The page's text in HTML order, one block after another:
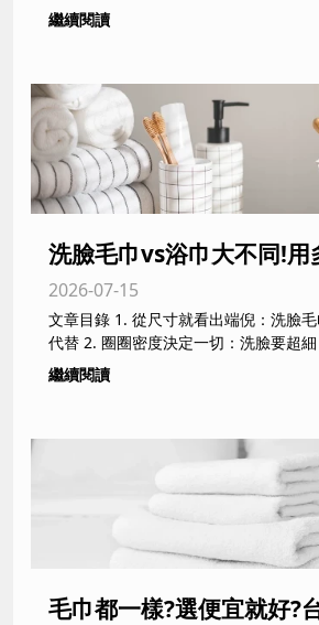
繼續閱讀
洗臉毛巾vs浴巾大不同!用
換會長痘痘?毛巾專家全解
2026-07-15
文章目錄 1. 從尺寸就看出端倪：洗臉毛巾為何不能用浴巾
代替 2. 圈圈密度決定一切：洗臉要超細
繼續閱讀
毛巾都一樣?選便宜就好?